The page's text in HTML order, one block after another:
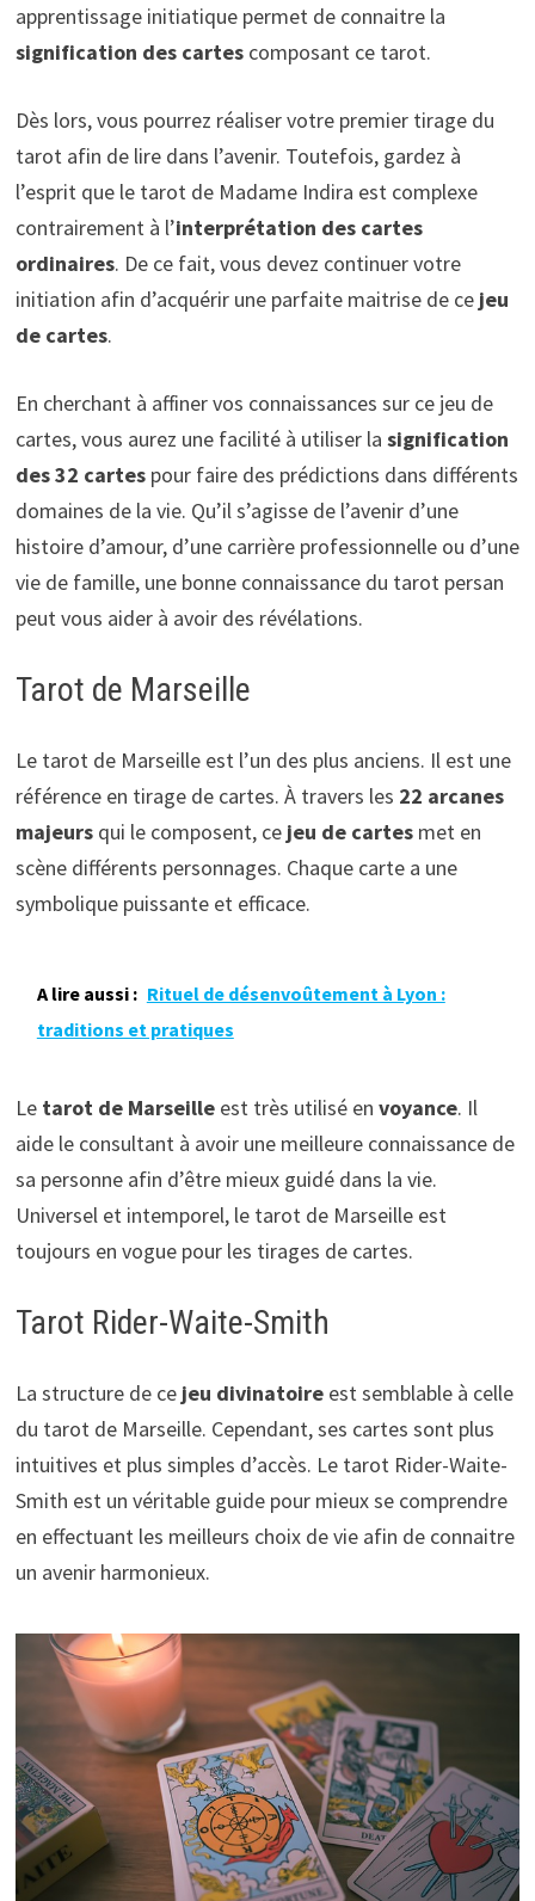
apprentissage initiatique permet de connaitre la
signification des cartescomposant ce tarot.
Dès lors, vous pourrez réaliser votre premier tirage du
tarot afin de lire dans l’avenir. Toutefois, gardez à
l’esprit que le tarot de Madame Indira est complexe
contrairement à l’interprétation des cartes
ordinaires. De ce fait, vous devez continuer votre
initiation afin d’acquérir une parfaite maitrise de ce jeu
de cartes.
En cherchant à affiner vos connaissances sur ce jeu de
cartes, vous aurez une facilité à utiliser la signification
des 32 cartespour faire des prédictions dans différents
domaines de la vie. Qu’il s’agisse de l’avenir d’une
histoire d’amour, d’une carrière professionnelle ou d’une
vie de famille, une bonne connaissance du tarot persan
peut vous aider à avoir des révélations.
Tarot de Marseille
Le tarot de Marseille est l’un des plus anciens. Il est une
référence en tirage de cartes. À travers les 22 arcanes
majeursqui le composent, ce jeu de cartesmet en
scène différents personnages. Chaque carte a une
symbolique puissante et efficace.
A lire aussi : Rituel de désenvoûtement à Lyon :
traditions et pratiques
Le tarot de Marseilleest très utilisé en voyance. Il
aide le consultant à avoir une meilleure connaissance de
sa personne afin d’être mieux guidé dans la vie.
Universel et intemporel, le tarot de Marseille est
toujours en vogue pour les tirages de cartes.
Tarot Rider-Waite-Smith
La structure de ce jeu divinatoireest semblable à celle
du tarot de Marseille. Cependant, ses cartes sont plus
intuitives et plus simples d’accès. Le tarot Rider-Waite-
Smith est un véritable guide pour mieux se comprendre
en effectuant les meilleurs choix de vie afin de connaitre
un avenir harmonieux.